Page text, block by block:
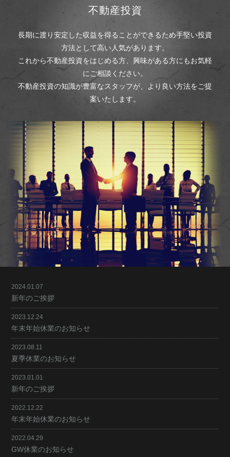
不動産投資
長期に渡り安定した収益を得ることができるため手堅い投資
方法として高い人気があります。
これから不動産投資をはじめる方、興味がある方にもお気軽
にご相談ください。
不動産投資の知識が豊富なスタッフが、より良い方法をご提
案いたします。
2024.01.07
新年のご挨拶
2023.12.24
年末年始休業のお知らせ
2023.08.11
夏季休業のお知らせ
2023.01.01
新年のご挨拶
2022.12.22
年末年始休業のお知らせ
2022.04.29
GW休業のお知らせ